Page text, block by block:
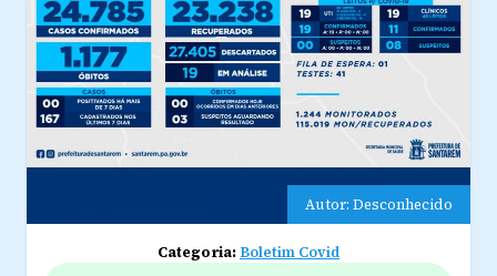
Autor: Desconhecido
Categoria:Boletim Covid